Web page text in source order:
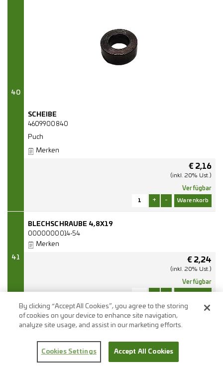
40
SCHEIBE
4609900840
Puch
Merken
€2,16
(inkl. 20% Ust.)
Verfügbar
+ -
41
BLECHSCHRAUBE 4,8X19
0000000014-54
Merken
€ 2,24
(inkl. 20% Ust.)
Verfügbar
+
-
By clicking “Accept All Cookies”, you agree to the storing
of cookies on your device to enhance site navigation,
analyze site usage, and assist in our marketing efforts.
Cookies Settings Accept All Cookies